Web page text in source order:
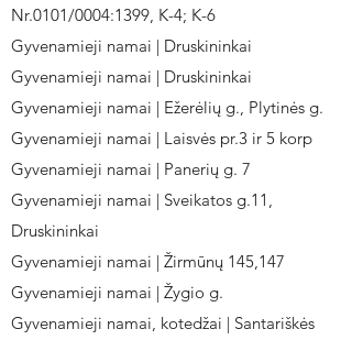
Nr.0101/0004:1399, K-4; K-6
Gyvenamieji namai | Druskininkai
Gyvenamieji namai | Druskininkai
Gyvenamieji namai | Ežerėlių g., Plytinės g.
Gyvenamieji namai | Laisvės pr.3 ir 5 korp
Gyvenamieji namai | Panerių g. 7
Gyvenamieji namai | Sveikatos g.11,
Druskininkai
Gyvenamieji namai | Žirmūnų 145,147
Gyvenamieji namai | Žygio g.
Gyvenamieji namai, kotedžai | Santariškės